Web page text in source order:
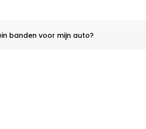
banden voor mijn auto?